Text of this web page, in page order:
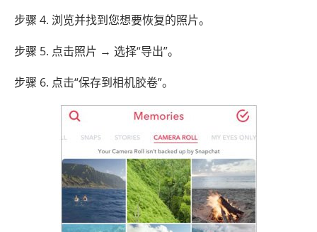
步骤 4. 浏览并找到您想要恢复的照片。
步骤 5. 点击照片 → 选择“导出”。
步骤 6. 点击“保存到相机胶卷”。